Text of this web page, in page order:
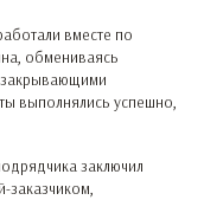
вместе по
обмениваясь
закрывающими
выполнялись успешно,
заключил